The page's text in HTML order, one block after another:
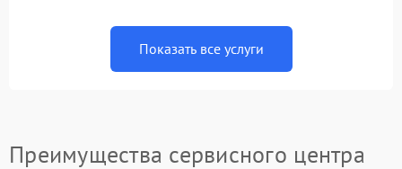
Показать все услуги
Преимущества сервисного центра